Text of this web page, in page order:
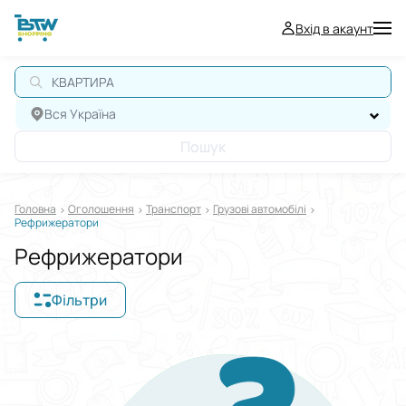
Вхід в акаунт
КВАРТИРА
Вся Україна
Пошук
Головна Оголошення Транспорт
Грузові автомобілі
Рефрижератори
Рефрижератори
Фільтри